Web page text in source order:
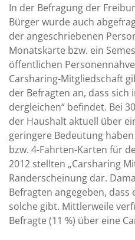
In der Befragung der
Bürger wurde auch
der angeschriebenen
Monatskarte bzw. ein
öffentlichen
Carsharing-Mitgliedschaft
der Befragten an, dass sich
dergleichen“ befindet. Bei
der Haushalt aktuell über
geringere Bedeutung
bzw. 4-Fahrten-Karten für
2012 stellten „Carsharing
Randerscheinung dar.
Befragten angegeben,
solche gibt. Mittlerweile
Befragte (11 %) über eine